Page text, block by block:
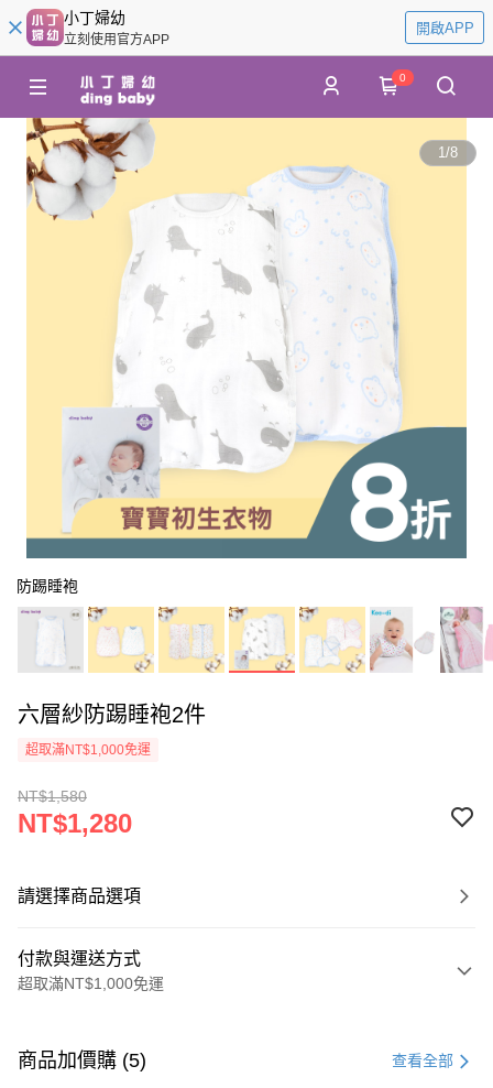
小丁婦幼
立刻使用官方APP
開啟APP
0
1/8
防踢睡袍
六層紗防踢睡袍2件
超取滿NT$1,000免運
NT$1,580
NT$1,280
請選擇商品選項
付款與運送方式
超取滿NT$1,000免運
信用卡一次付款
商品加價購 (5) 查看全部